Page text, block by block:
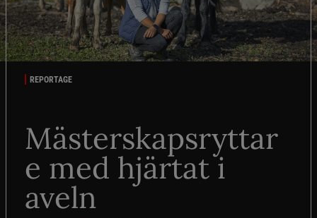
REPORTAGE
Mästerskapsryttar
e med hjärtat i
aveln